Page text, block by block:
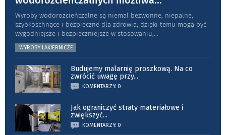
Wyroby wodorozcieńczalne są niemal bezwonne, niepalne,
szybkoschnące i bezpieczne dla zdrowia, dzięki temu mogą być
wygodniejsze i bezpieczniejsze w stosowaniu,...
WYROBY LAKIERNICZE
Budujemy malarnię proszkową. Na co
zwrócić uwagę przy...
KOMENTARZY: 0
Jak ograniczyć straty materiałowe i
zwiększyć...
KOMENTARZY: 0